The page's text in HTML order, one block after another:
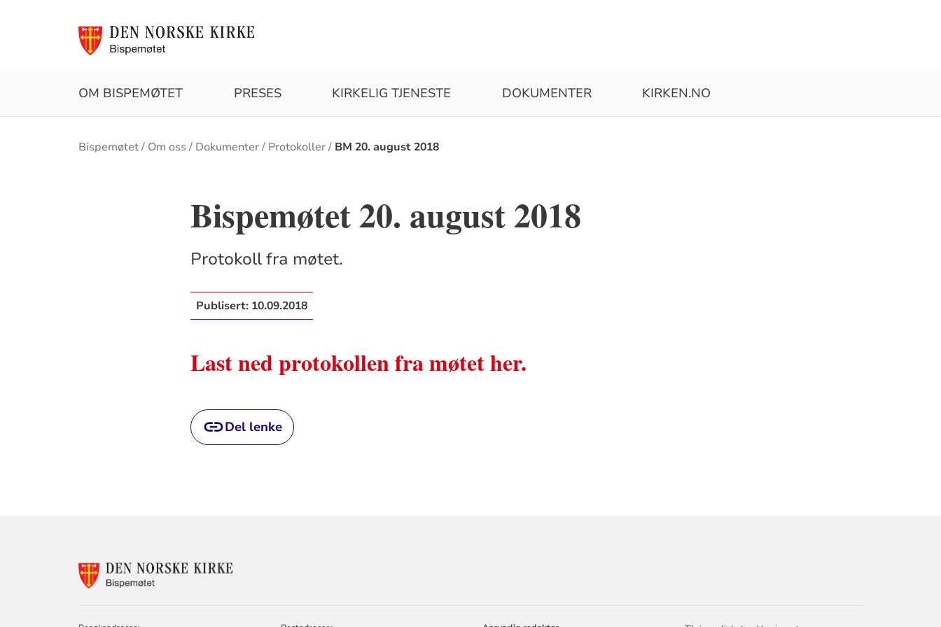
OM BISPEMØTET PRESES KIRKELIG TJENESTE DOKUMENTER KIRKEN.NO
Brødsmulesti
Bispemøtet Om oss Dokumenter Protokoller BM 20. august 2018
Bispemøtet 20. august 2018
Protokoll fra møtet.
Publisert: 10.09.2018
Last ned protokollen fra møtet her.
Del lenke
KONTAKTINFORMASJON